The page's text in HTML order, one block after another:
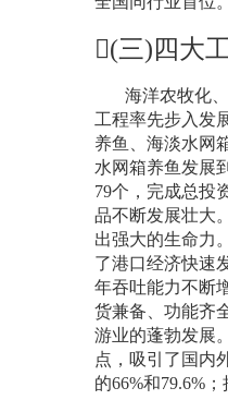
(三)四大
海洋农牧化
工程率先步入发
养鱼、海淡水网
水网箱养鱼发展到
79个，完成总投
品不断发展壮大
出强大的生命力
了港口经济快速
年吞吐能力不断
货兼备、功能齐
游业的蓬勃发展
点，吸引了国内
的66%和79.6%